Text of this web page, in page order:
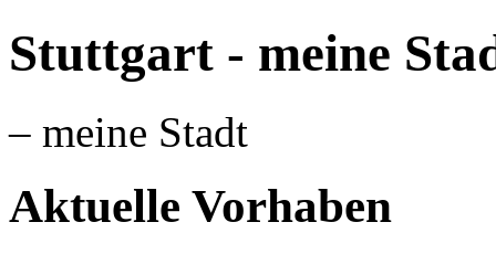
Stuttgart - meine
– meine Stadt
Aktuelle Vorhaben